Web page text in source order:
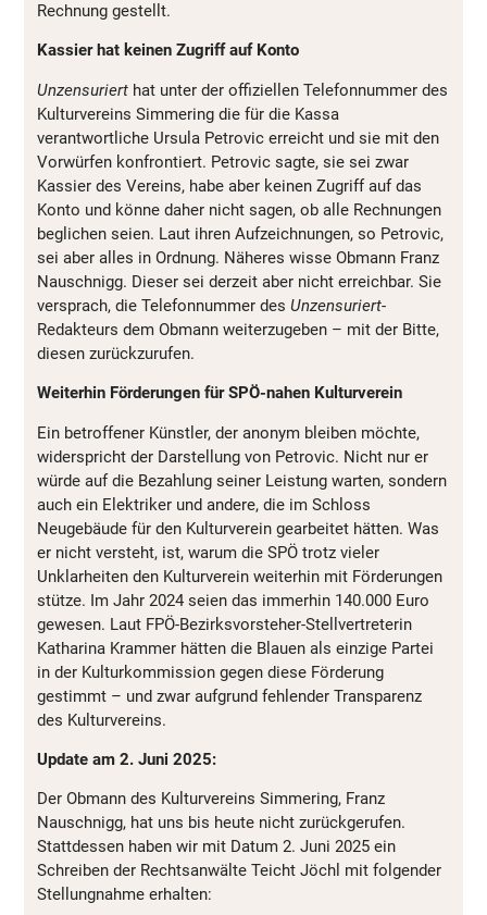
Rechnung gestellt.
Kassier hat keinen Zugriff auf Konto
Unzensuriert hat unter der offiziellen Telefonnummer des
Kulturvereins Simmering die für die Kassa
verantwortliche Ursula Petrovic erreicht und sie mit den
Vorwürfen konfrontiert. Petrovic sagte, sie sei zwar
Kassier des Vereins, habe aber keinen Zugriff auf das
Konto und könne daher nicht sagen, ob alle Rechnungen
beglichen seien. Laut ihren Aufzeichnungen, so Petrovic,
sei aber alles in Ordnung. Näheres wisse Obmann Franz
Nauschnigg. Dieser sei derzeit aber nicht erreichbar. Sie
versprach, die Telefonnummer des Unzensuriert-
Redakteurs dem Obmann weiterzugeben – mit der Bitte,
diesen zurückzurufen.
Weiterhin Förderungen für SPÖ-nahen Kulturverein
Ein betroffener Künstler, der anonym bleiben möchte,
widerspricht der Darstellung von Petrovic. Nicht nur er
würde auf die Bezahlung seiner Leistung warten, sondern
auch ein Elektriker und andere, die im Schloss
Neugebäude für den Kulturverein gearbeitet hätten. Was
er nicht versteht, ist, warum die SPÖ trotz vieler
Unklarheiten den Kulturverein weiterhin mit Förderungen
stütze. Im Jahr 2024 seien das immerhin 140.000 Euro
gewesen. Laut FPÖ-Bezirksvorsteher-Stellvertreterin
Katharina Krammer hätten die Blauen als einzige Partei
in der Kulturkommission gegen diese Förderung
gestimmt – und zwar aufgrund fehlender Transparenz
des Kulturvereins.
Update am 2. Juni 2025:
Der Obmann des Kulturvereins Simmering, Franz
Nauschnigg, hat uns bis heute nicht zurückgerufen.
Stattdessen haben wir mit Datum 2. Juni 2025 ein
Schreiben der Rechtsanwälte Teicht Jöchl mit folgender
Stellungnahme erhalten: